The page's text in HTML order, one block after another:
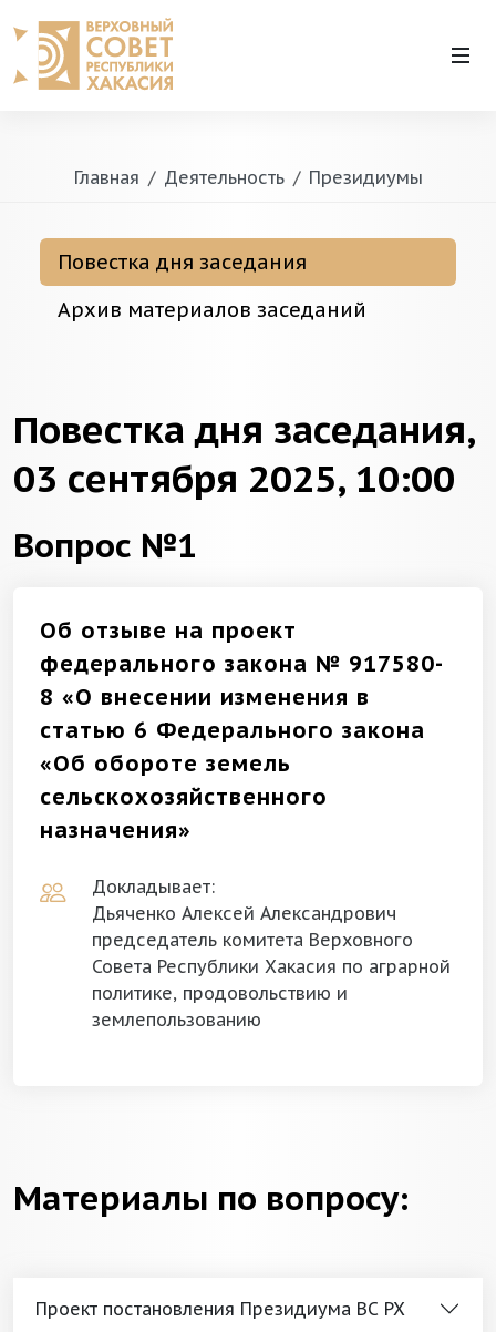
Главная Деятельность Президиумы
Повестка дня заседания
Архив материалов заседаний
Повестка дня заседания,
03 сентября 2025, 10:00
Вопрос №1
Об отзыве на проект
федерального закона № 917580-
8 «О внесении изменения в
статью 6 Федерального закона
«Об обороте земель
сельскохозяйственного
назначения»
Докладывает:
Дьяченко Алексей Александрович
председатель комитета Верховного
Совета Республики Хакасия по аграрной
политике, продовольствию и
землепользованию
Материалы по вопросу:
Проект постановления Президиума ВС РХ